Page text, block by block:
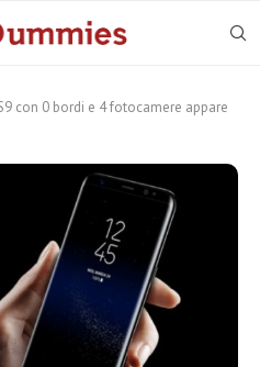
con 0 bordi e 4 fotocamere appare